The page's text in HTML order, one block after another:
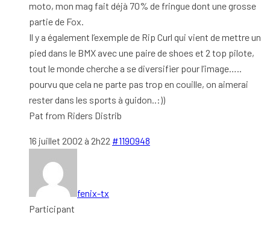
moto, mon mag fait déjà 70% de fringue dont une grosse
partie de Fox.
Il y a également l’exemple de Rip Curl qui vient de mettre un
pied dans le BMX avec une paire de shoes et 2 top pilote,
tout le monde cherche a se diversifier pour l’image…..
pourvu que cela ne parte pas trop en couille, on aimerai
rester dans les sports à guidon..:))
Pat from Riders Distrib
16 juillet 2002 à 2h22 #1190948
fenix-tx
Participant